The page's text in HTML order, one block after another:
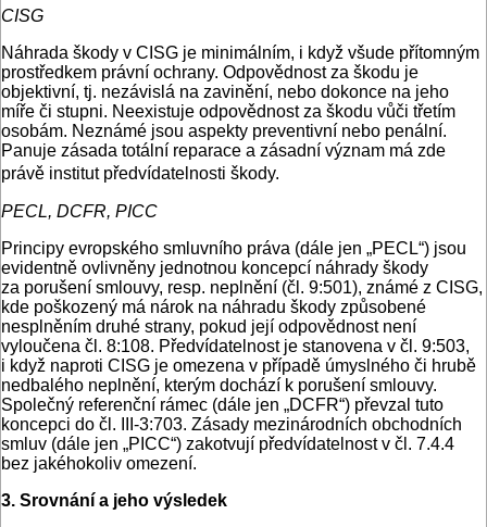
CISG
Náhrada škody v CISG je minimálním, i když všude přítomným
prostředkem právní ochrany. Odpovědnost za škodu je
objektivní, tj. nezávislá na zavinění, nebo dokonce na jeho
míře či stupni. Neexistuje odpovědnost za škodu vůči třetím
osobám. Neznámé jsou aspekty preventivní nebo penální.
Panuje zásada totální reparace a zásadní význam má zde
právě institut předvídatelnosti škody.
PECL, DCFR, PICC
Principy evropského smluvního práva (dále jen „PECL“) jsou
evidentně ovlivněny jednotnou koncepcí náhrady škody
za porušení smlouvy, resp. neplnění (čl. 9:501), známé z CISG,
kde poškozený má nárok na náhradu škody způsobené
nesplněním druhé strany, pokud její odpovědnost není
vyloučena čl. 8:108. Předvídatelnost je stanovena v čl. 9:503,
i když naproti CISG je omezena v případě úmyslného či hrubě
nedbalého neplnění, kterým dochází k porušení smlouvy.
Společný referenční rámec (dále jen „DCFR“) převzal tuto
koncepci do čl. III-3:703. Zásady mezinárodních obchodních
smluv (dále jen „PICC“) zakotvují předvídatelnost v čl. 7.4.4
bez jakéhokoliv omezení.
3. Srovnání a jeho výsledek